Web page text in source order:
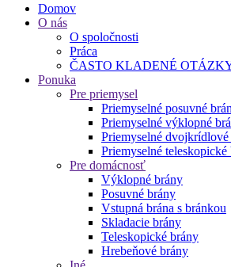
Domov
O nás
O spoločnosti
Práca
ČASTO KLADENÉ
Ponuka
Pre priemysel
Priemyselné posuvné
Priemyselné výklopné
Priemyselné
Priemyselné teleskopické
Pre domácnosť
Výklopné brány
Posuvné brány
Vstupná brána s bránkou
Skladacie brány
Teleskopické brány
Hrebeňové brány